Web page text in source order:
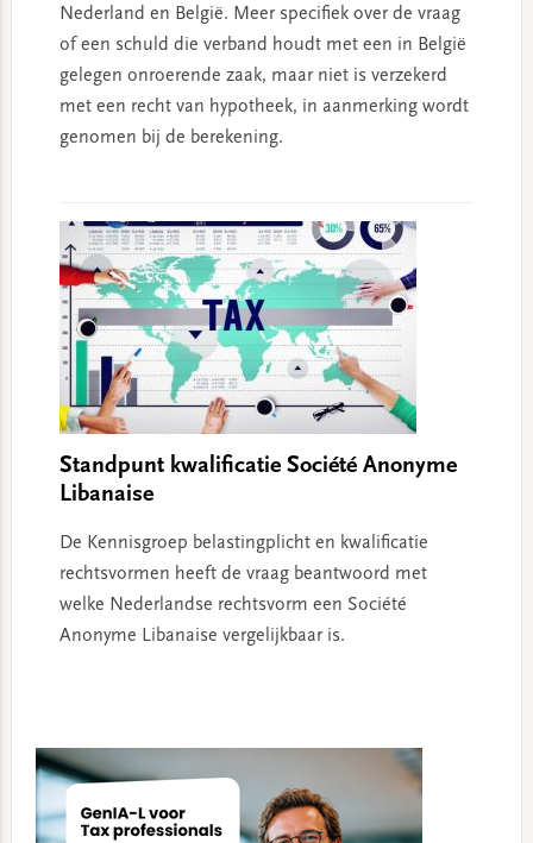
Nederland en België. Meer specifiek over de vraag
of een schuld die verband houdt met een in België
gelegen onroerende zaak, maar niet is verzekerd
met een recht van hypotheek, in aanmerking wordt
genomen bij de berekening.
Standpunt kwalificatie Société Anonyme
Libanaise
De Kennisgroep belastingplicht en kwalificatie
rechtsvormen heeft de vraag beantwoord met
welke Nederlandse rechtsvorm een Société
Anonyme Libanaise vergelijkbaar is.
Sidebar